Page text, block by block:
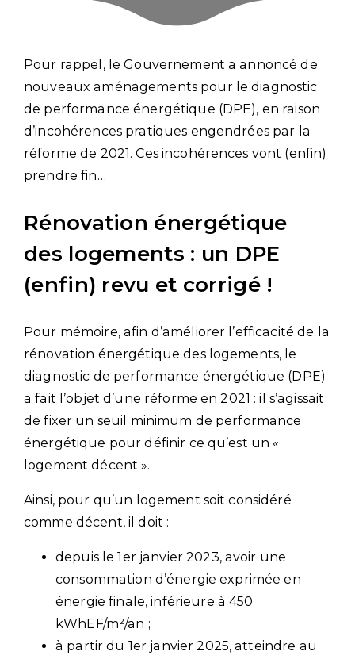
Pour rappel, le Gouvernement a annoncé de
nouveaux aménagements pour le diagnostic
de performance énergétique (DPE), en raison
d’incohérences pratiques engendrées par la
réforme de 2021. Ces incohérences vont (enfin)
prendre fin…
Rénovation énergétique
des logements : un DPE
(enfin) revu et corrigé !
Pour mémoire, afin d’améliorer l’efficacité de la
rénovation énergétique des logements, le
diagnostic de performance énergétique (DPE)
a fait l’objet d’une réforme en 2021 : il s’agissait
de fixer un seuil minimum de performance
énergétique pour définir ce qu’est un «
logement décent ».
Ainsi, pour qu’un logement soit considéré
comme décent, il doit :
depuis le 1er janvier 2023, avoir une
consommation d’énergie exprimée en
énergie finale, inférieure à 450
kWhEF/m²/an ;
à partir du 1er janvier 2025, atteindre au